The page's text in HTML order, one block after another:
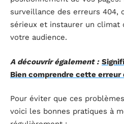
surveillance des erreurs 404,
sérieux et instaurer un climat
votre audience.
A découvrir également :
Bien comprendre cette erreur
Pour éviter que ces
voici les bonnes pratiques à